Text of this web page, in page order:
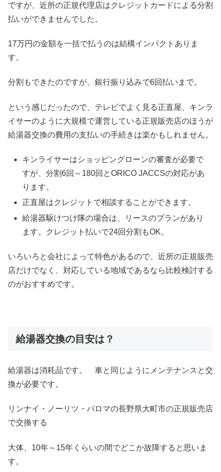
ですが、近所の正規代理店はクレジットカードによる分割
払いができませんでした。
17万円の金額を一括で払うのは結構インパクトありま
す。
分割もできたのですが、銀行振り込みで6回払いまで。
という感じだったので、テレビでよく見る正直屋、キンラ
イサーのように大規模で運営している正規販売店のほうが
給湯器交換の費用の支払いの手続きは楽かもしれません。
キンライサーはショッピングローンの審査が必要で
すが、分割6回～180回とORICO JACCSの対応があ
ります。
正直屋はクレジットで相談することができます。
給湯器駆けつけ隊の場合は、リースのプランがあり
ます。クレジット払いで24回分割もOK。
いろいろと会社によって特色があるので、近所の正規販売
店だけでなく、対応している地域であるなら比較検討する
のがおすすめです。
給湯器交換の目安は？
給湯器は消耗品です。 車と同じようにメンテナンスと交
換が必要です。
リンナイ・ノーリツ・パロマの長野県大町市の正規販売店
で交換する
大体、10年～15年くらいの間でどこか故障すると思いま
す。